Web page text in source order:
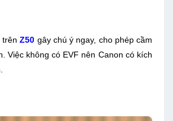
trênZ50 gây chú ý ngay, cho phép cầm
Việc không có EVF nên Canon có kích